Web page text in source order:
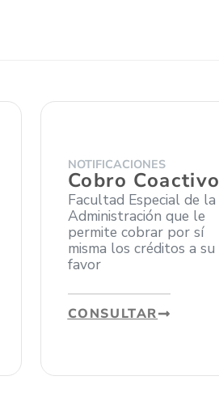
NOTIFICACIONES
Cobro Coactivo
Facultad Especial de la
Administración que le
permite cobrar por sí
misma los créditos a su
favor
CONSULTAR